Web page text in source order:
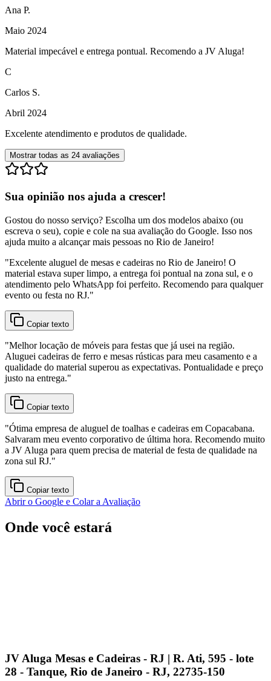
Ana P.
Maio 2024
Material impecável e entrega pontual. Recomendo a JV Aluga!
C
Carlos S.
Abril 2024
Excelente atendimento e produtos de qualidade.
Mostrar todas as 24 avaliações
Sua opinião nos ajuda a crescer!
Gostou do nosso serviço? Escolha um dos modelos abaixo (ou
escreva o seu), copie e cole na sua avaliação do Google. Isso nos
ajuda muito a alcançar mais pessoas no Rio de Janeiro!
"Excelente aluguel de mesas e cadeiras no Rio de Janeiro! O
material estava super limpo, a entrega foi pontual na zona sul, e o
atendimento pelo WhatsApp foi perfeito. Recomendo para qualquer
evento ou festa no RJ."
Copiar texto
"Melhor locação de móveis para festas que já usei na região.
Aluguei cadeiras de ferro e mesas rústicas para meu casamento e a
qualidade do material superou as expectativas. Pontualidade e preço
justo na entrega."
Copiar texto
"Ótima empresa de aluguel de toalhas e cadeiras em Copacabana.
Salvaram meu evento corporativo de última hora. Recomendo muito
a JV Aluga para quem precisa de material de festa de qualidade na
zona sul RJ."
Copiar texto
Abrir o Google e Colar a Avaliação
Onde você estará
JV Aluga Mesas e Cadeiras - RJ | R. Ati, 595 - lote
28 - Tanque, Rio de Janeiro - RJ, 22735-150